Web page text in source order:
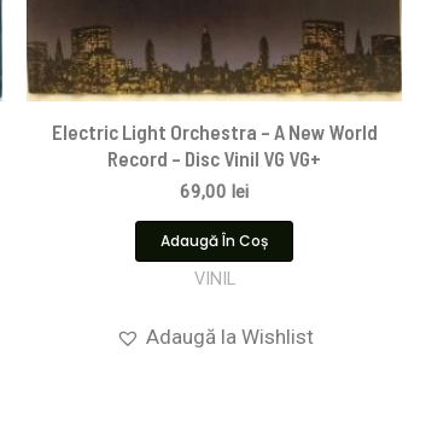
Electric Light Orchestra – A New World
Record – Disc Vinil VG VG+
69,00 lei
Adaugă În Coș
VINIL
Adaugă la Wishlist